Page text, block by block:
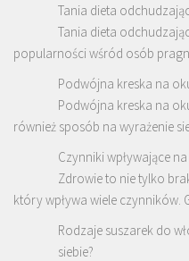
Tania dieta
Tania dieta
popularności wśród osób
Podwójna kreska na
Podwójna kreska na
również sposób na wyrażenie
Czynniki wpływające
Zdrowie to nie tylko
który wpływa wiele czynników.
Rodzaje suszarek do
siebie?